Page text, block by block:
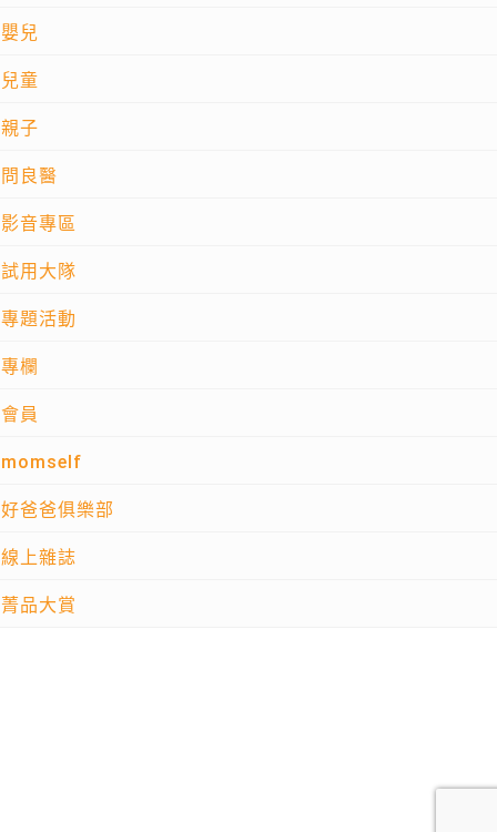
嬰兒
兒童
親子
問良醫
影音專區
試用大隊
專題活動
專欄
會員
momself
好爸爸俱樂部
線上雜誌
菁品大賞